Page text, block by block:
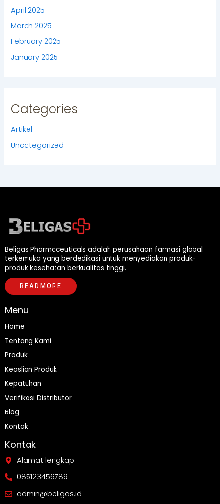
April 2025
March 2025
February 2025
January 2025
Categories
Artikel
Uncategorized
Beligas Pharmaceuticals adalah perusahaan farmasi global
terkemuka yang berdedikasi untuk menyediakan produk-
produk kesehatan berkualitas tinggi.
READMORE
Menu
Home
Tentang Kami
Produk
Keaslian Produk
Kepatuhan
Verifikasi Distributor
Blog
Kontak
Kontak
Alamat lengkap
085123456789
admin@beligas.id